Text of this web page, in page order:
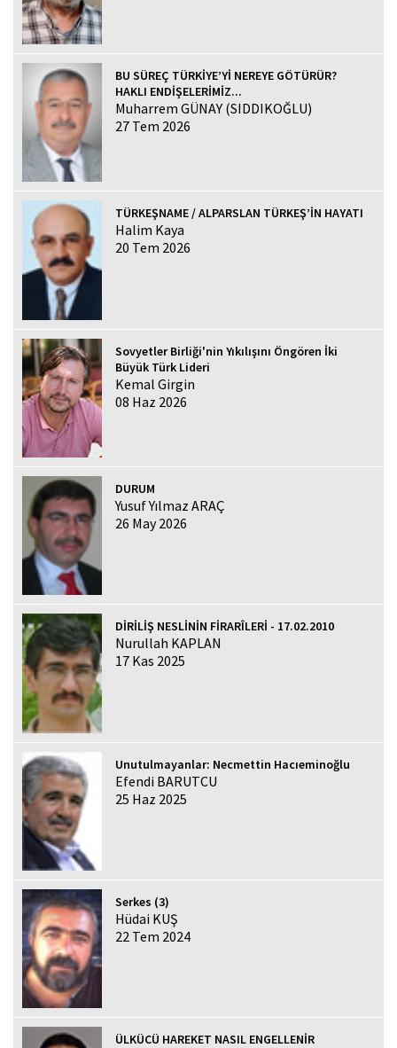
BU SÜREÇ TÜRKİYE’Yİ NEREYE GÖTÜRÜR?
HAKLI ENDİŞELERİMİZ...
Muharrem GÜNAY (SIDDIKOĞLU)
27 Tem 2026
TÜRKEŞNAME / ALPARSLAN TÜRKEŞ’İN HAYATI
Halim Kaya
20 Tem 2026
Sovyetler Birliği'nin Yıkılışını Öngören İki
Büyük Türk Lideri
Kemal Girgin
08 Haz 2026
DURUM
Yusuf Yılmaz ARAÇ
26 May 2026
DİRİLİŞ NESLİNİN FİRARÎLERİ - 17.02.2010
Nurullah KAPLAN
17 Kas 2025
Unutulmayanlar: Necmettin Hacıeminoğlu
Efendi BARUTCU
25 Haz 2025
Serkes (3)
Hüdai KUŞ
22 Tem 2024
ÜLKÜCÜ HAREKET NASIL ENGELLENİR